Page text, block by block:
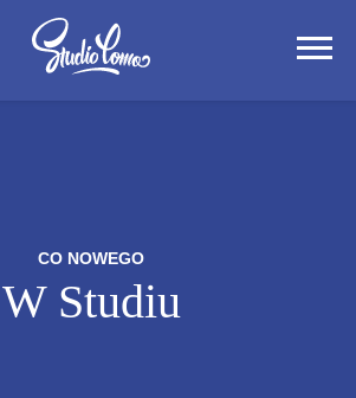
CO NOWEGO
W Studiu